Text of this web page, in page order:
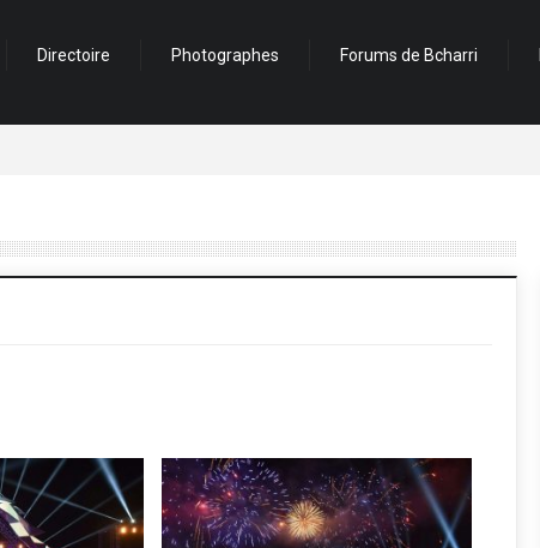
Directoire Photographes Forums de Bcharri